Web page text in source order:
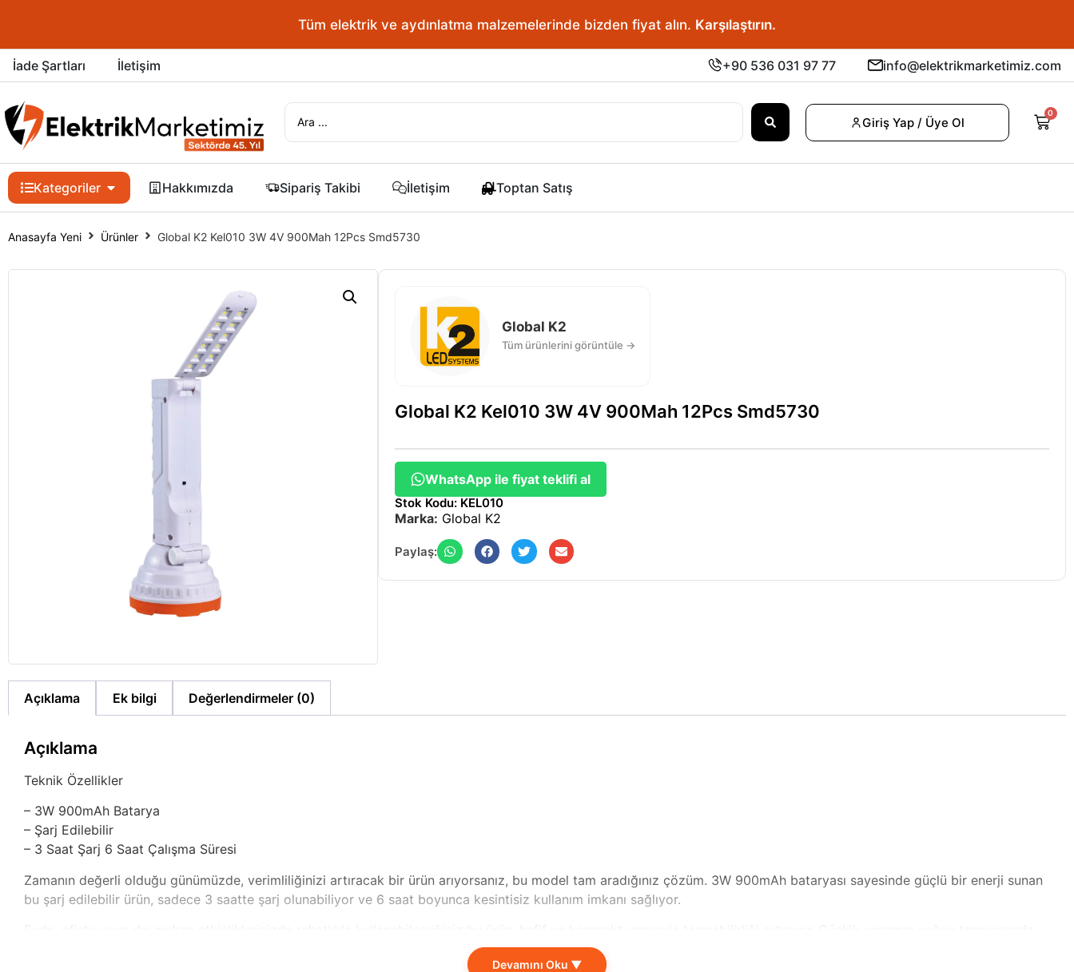
Tüm elektrik ve aydınlatma malzemelerinde bizden fiyat alın. En doğru fiyatı bulun.
İade Şartları İletişim +90 536 031 97 77 info@elektrikmarketimiz.com
Giriş Yap / Üye Ol
0
Kategoriler Hakkımızda Sipariş Takibi İletişim Toptan Satış
Anasayfa Yeni Ürünler Global K2 Kel010 3W 4V 900Mah 12Pcs Smd5730
Global K2
Tüm ürünlerini görüntüle →
Global K2 Kel010 3W 4V 900Mah 12Pcs Smd5730
WhatsApp ile fiyat teklifi al
Stok Kodu: KEL010
Marka: Global K2
Paylaş:
Açıklama Ek bilgi Değerlendirmeler (0)
Açıklama
Teknik Özellikler
– 3W 900mAh Batarya
– Şarj Edilebilir
– 3 Saat Şarj 6 Saat Çalışma Süresi
Zamanın değerli olduğu günümüzde, verimliliğinizi artıracak bir ürün arıyorsanız, bu model tam aradığınız çözüm. 3W 900mAh bataryası sayesinde güçlü bir enerji sunan
bu şarj edilebilir ürün, sadece 3 saatte şarj olunabiliyor ve 6 saat boyunca kesintisiz kullanım imkanı sağlıyor.
yanınıza alabileceğiniz bu pratik cihaz, kullanım kolaylığı sunarak sizi asla yarı yolda bırakmayacak. Özellikle uzun süreli toplantılar, piknikler veya seyahatlerde sizi
Devamını Oku ▼